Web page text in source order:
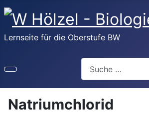
Lernseite für die Oberstufe BW
Natriumchlorid